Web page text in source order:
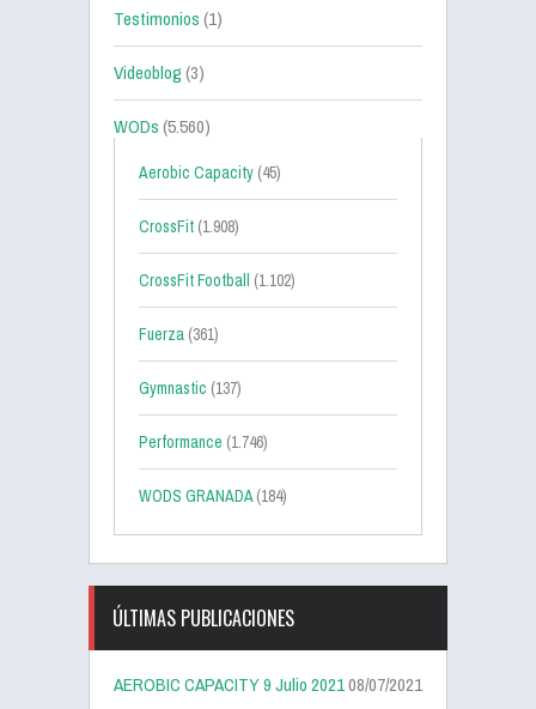
Testimonios(1)
Videoblog(3)
WODs(5.560)
Aerobic Capacity (45)
CrossFit (1.908)
CrossFit Football (1.102)
Fuerza (361)
Gymnastic (137)
Performance (1.746)
WODS GRANADA(184)
ÚLTIMAS PUBLICACIONES
AEROBIC CAPACITY 9 Julio 202108/07/2021